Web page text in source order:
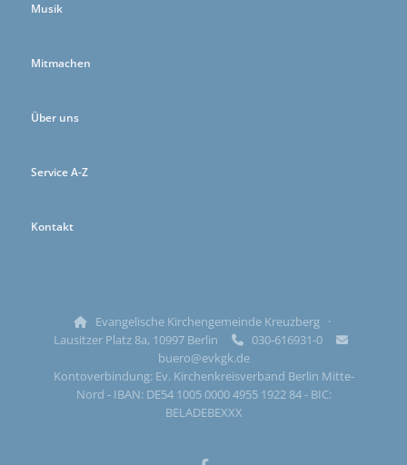
Musik
Mitmachen
Über uns
Service A-Z
Kontakt

Evangelische Kirchengemeinde Kreuzberg ·
Lausitzer Platz 8a, 10997 Berlin
 030-616931-0 
buero@evkgk.de
Kontoverbindung: Ev. Kirchenkreisverband Berlin Mitte-
Nord - IBAN: DE54 1005 0000 4955 1922 84 - BIC:
BELADEBEXXX